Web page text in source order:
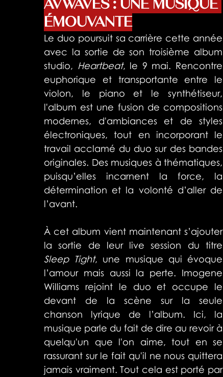
AVWAVES : UNE MUSIQUE
ÉMOUVANTE
Le duo poursuit sa carrière cette année
avec la sortie de son troisième album
studio, Heartbeat, le 9 mai. Rencontre
euphorique et transportante entre le
violon, le piano et le synthétiseur,
l'album est une fusion de compositions
modernes, d'ambiances et de styles
électroniques, tout en incorporant le
travail acclamé du duo sur des bandes
originales. Des musiques à thématiques,
puisqu’elles incarnent la force, la
détermination et la volonté d’aller de
l’avant.
À cet album vient maintenant s’ajouter
Sleep Tight, une musique qui évoque
l’amour mais aussi la perte. Imogene
Williams rejoint le duo et occupe le
devant de la scène sur la seule
chanson lyrique de l’album. Ici, la
musique parle du fait de dire au revoir à
quelqu'un que l'on aime, tout en se
rassurant sur le fait qu'il ne nous quittera
jamais vraiment. Tout cela est porté par